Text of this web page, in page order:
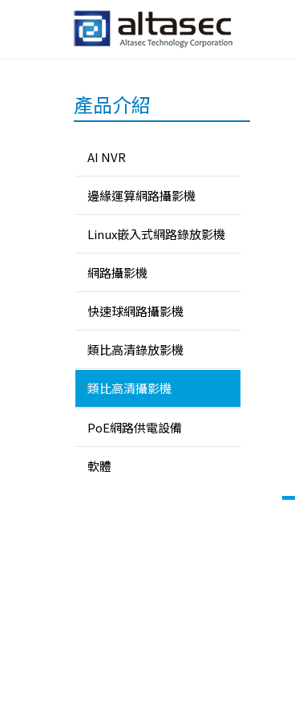
產品介紹
AI NVR
邊緣運算網路攝影機
Linux嵌入式網路錄放影機
網路攝影機
快速球網路攝影機
類比高清錄放影機
類比高清攝影機
PoE網路供電設備
軟體